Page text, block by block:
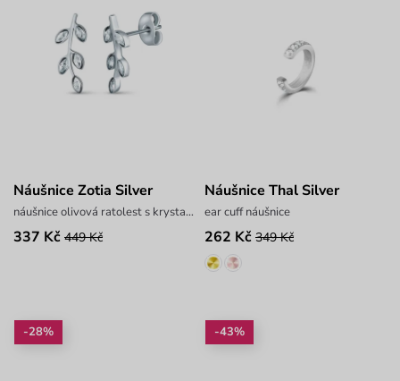
Náušnice Zotia Silver
náušnice olivová ratolest s krystalky
337 Kč 449 Kč
Náušnice Thal Silver
ear cuff náušnice
262 Kč 349 Kč
-28% -43%